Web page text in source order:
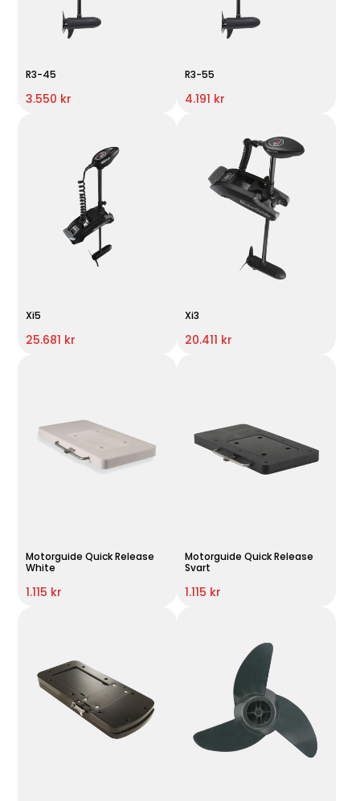
R3-45
3.550 kr
R3-55
4.191 kr
Xi5
25.681 kr
Xi3
20.411 kr
Motorguide Quick Release
White
1.115 kr
Motorguide Quick Release
Svart
1.115 kr